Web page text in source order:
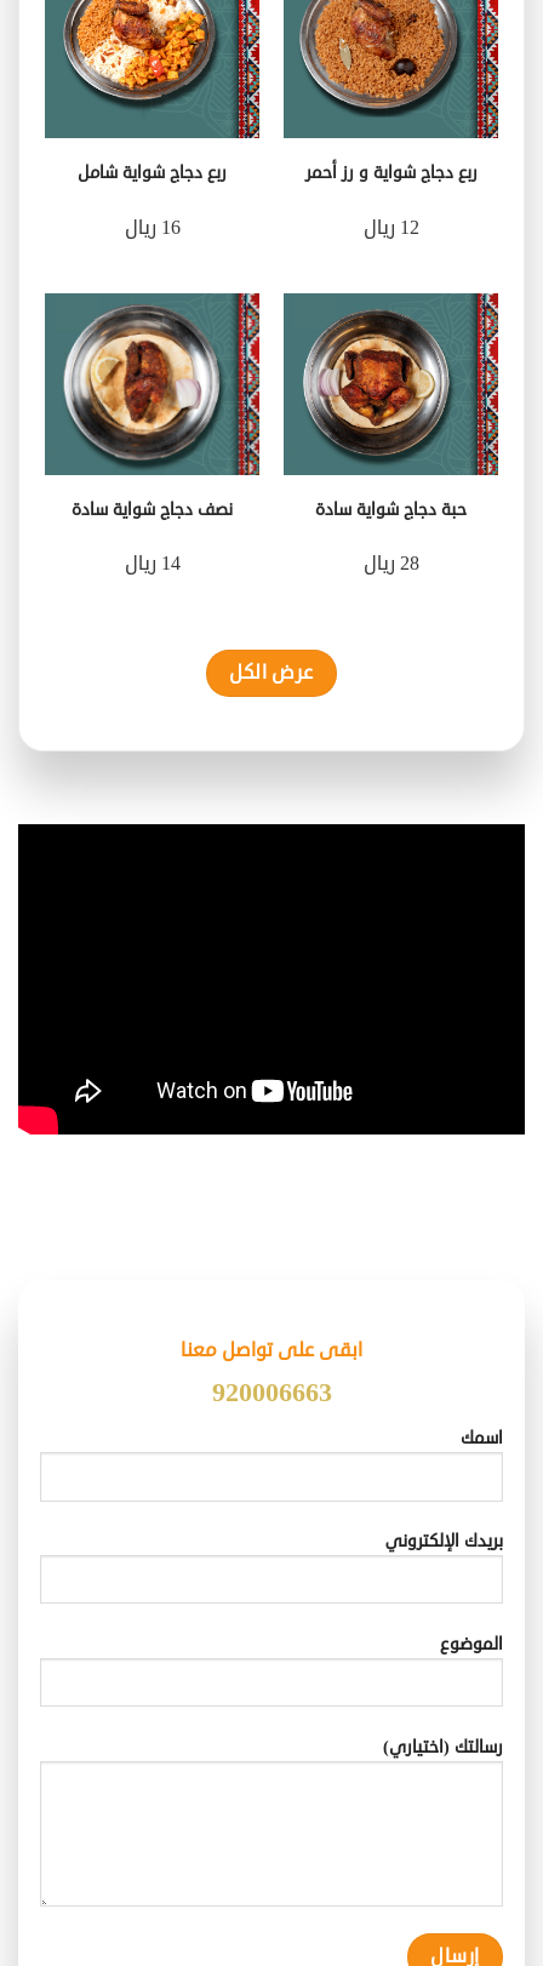
ربع دجاج شواية و رز أحمر
12 ريال
ربع دجاج شواية شامل
16 ريال
حبة دجاج شواية سادة
28 ريال
نصف دجاج شواية سادة
14 ريال
عرض الكل
ابقى على تواصل معنا
920006663
اسمك
بريدك الإلكتروني
الموضوع
رسالتك (اختياري)